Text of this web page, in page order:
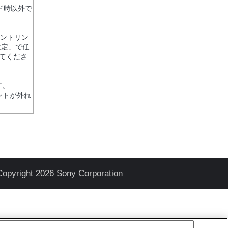
時以外で
トリン
」で任
くださ
トが外れ
2026 Sony Corporation